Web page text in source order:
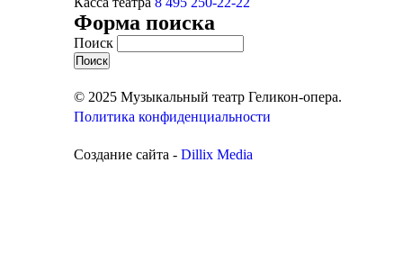
Форма поиска
Поиск
© 2025 Музыкальный театр Геликон-опера.
Политика конфиденциальности
Создание сайта - Dillix Media